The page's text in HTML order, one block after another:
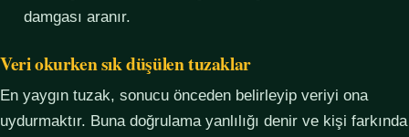
damgası aranır.
Veri okurken sık düşülen tuzaklar
En yaygın tuzak, sonucu önceden belirleyip veriyi ona
uydurmaktır. Buna doğrulama yanlılığı denir ve kişi farkında